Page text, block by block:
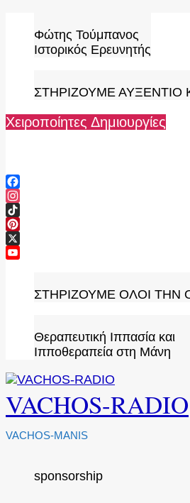
content
Φώτης Τούμπανος
Ιστορικός Ερευνητής
ΣΤΗΡΙΖΟΥΜΕ ΑΥΞΕΝΤΙΟ
Χειροποίητες Δημιουργίες
Facebook
Instagram
TikTok
Pinterest
X
ΣΤΗΡΙΖΟΥΜΕ ΟΛΟΙ ΤΗΝ
Θεραπευτική Ιππασία και
Ιπποθεραπεία στη Μάνη
VACHOS-RADIO
VACHOS-MANIS
sponsorship